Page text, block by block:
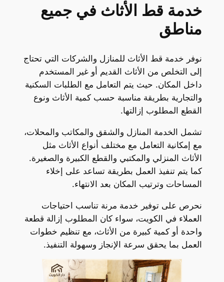
خدمة قط الأثاث في جميع
مناطق
نوفر خدمة قط الأثاث للمنازل والشركات التي تحتاج
إلى التخلص من الأثاث القديم أو غير المستخدم
داخل المكان. حيث يتم التعامل مع الطلبات السكنية
والتجارية بطريقة مناسبة حسب كمية الأثاث ونوع
القطع المطلوب إزالتها.
تشمل الخدمة المنازل والشقق والمكاتب والمحلات،
مع إمكانية التعامل مع مختلف أنواع الأثاث مثل
الأثاث المنزلي والمكتبي والقطع الكبيرة والصغيرة.
كما يتم تنفيذ العمل بطريقة تساعد على إخلاء
المساحات وترتيب المكان بعد الانتهاء.
نحرص على توفير خدمة مرنة تناسب احتياجات
العملاء في الكويت، سواء كان المطلوب إزالة قطعة
واحدة أو كمية كبيرة من الأثاث، مع تنظيم خطوات
العمل بما يحقق سرعة الإنجاز وسهولة التنفيذ.